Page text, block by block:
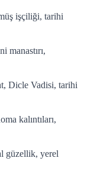
işçiliği, tarihi
manastırı,
Dicle Vadisi, tarihi
kalıntıları,
güzellik, yerel